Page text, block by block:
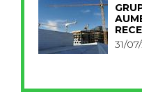
31/